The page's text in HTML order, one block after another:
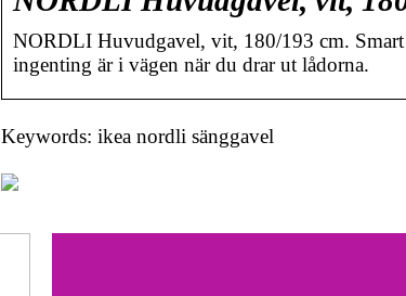
NORDLI Huvudgavel, vit, 180/193 cm.
ingenting är i vägen när du drar ut lådorna.
Keywords: ikea nordli sänggavel